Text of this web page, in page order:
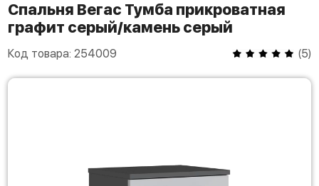
Спальня Вегас Тумба прикроватная
графит серый/камень серый
Код товара: 254009 (5)